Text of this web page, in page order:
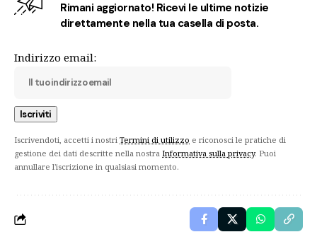
Rimani aggiornato! Ricevi le ultime notizie
direttamente nella tua casella di posta.
Indirizzo email:
Iscrivendoti, accetti i nostri Termini di utilizzo e riconosci le pratiche di
gestione dei dati descritte nella nostra Informativa sulla privacy. Puoi
annullare l'iscrizione in qualsiasi momento.